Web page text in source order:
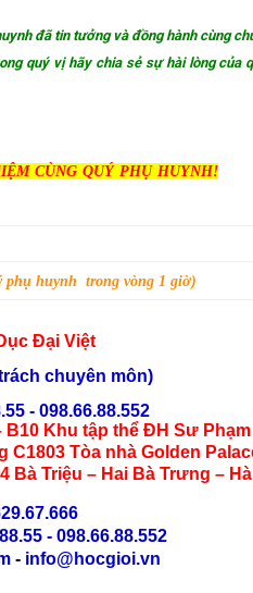
đã tin tưởng và đồng hành cùng
quý vị hãy chia sẻ sự hài lòng của
CÙNG QUÝ PHỤ HUYNH!
phụ huynh trong vòng 1 giờ)
Đại Việt
chuyên môn)
- 098.66.88.552
B10 Khu tập thể ĐH Sư
Golden Palace Mễ
Hai Bà Trưng – Hà
- 098.66.88.552
- info@hocgioi.vn